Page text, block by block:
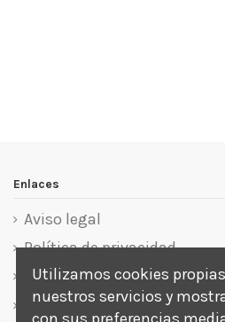
Enlaces
Aviso legal
Política de privacidad
Política de cookies
Términos y condiciones
Utilizamos cookies
nuestros servicios y